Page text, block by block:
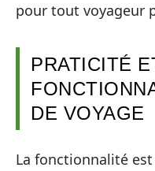
pour tout voyageur
PRATICITÉ
DE VOYAGE
La fonctionnalité